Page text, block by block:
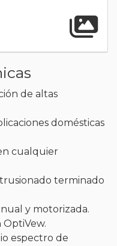
de altas
domésticas
cualquier
terminado
y motorizada.
espectro de